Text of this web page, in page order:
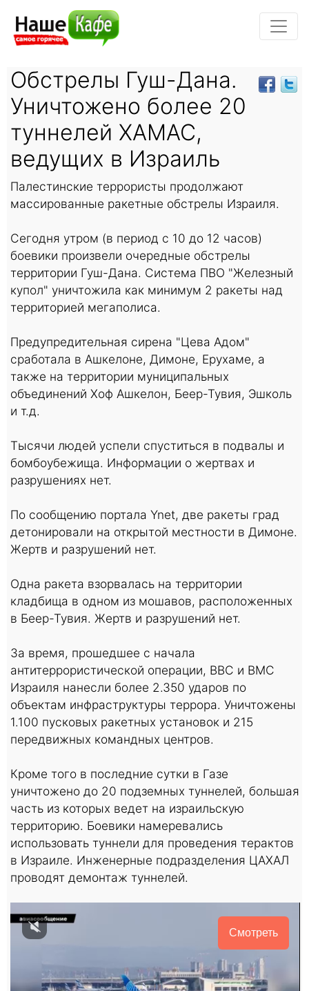
Обстрелы Гуш-Дана.
Уничтожено более 20
туннелей ХАМАС,
ведущих в Израиль
Палестинские террористы продолжают
массированные ракетные обстрелы Израиля.
Сегодня утром (в период с 10 до 12 часов)
боевики произвели очередные обстрелы
территории Гуш-Дана. Система ПВО "Железный
купол" уничтожила как минимум 2 ракеты над
территорией мегаполиса.
Предупредительная сирена "Цева Адом"
сработала в Ашкелоне, Димоне, Ерухаме, а
также на территории муниципальных
объединений Хоф Ашкелон, Беер-Тувия, Эшколь
и т.д.
Тысячи людей успели спуститься в подвалы и
бомбоубежища. Информации о жертвах и
разрушениях нет.
По сообщению портала Ynet, две ракеты град
детонировали на открытой местности в Димоне.
Жертв и разрушений нет.
Одна ракета взорвалась на территории
кладбища в одном из мошавов, расположенных
в Беер-Тувия. Жертв и разрушений нет.
За время, прошедшее с начала
антитеррористической операции, ВВС и ВМС
Израиля нанесли более 2.350 ударов по
объектам инфраструктуры террора. Уничтожены
1.100 пусковых ракетных установок и 215
передвижных командных центров.
Кроме того в последние сутки в Газе
уничтожено до 20 подземных туннелей, большая
часть из которых ведет на израильскую
территорию. Боевики намеревались
использовать туннели для проведения терактов
в Израиле. Инженерные подразделения ЦАХАЛ
проводят демонтаж туннелей.
Смотреть